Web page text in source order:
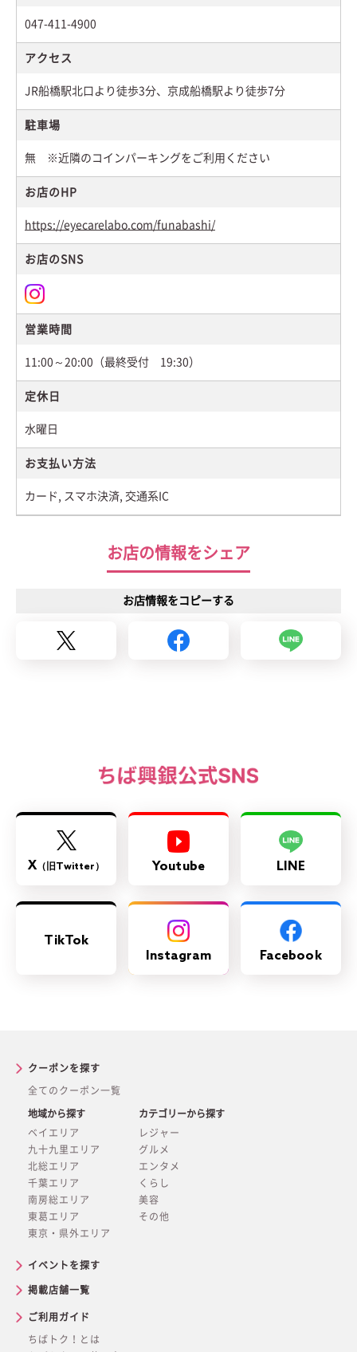
047-411-4900
アクセス
JR船橋駅北口より徒歩3分、京成船橋駅より徒歩7分
駐車場
無 ※近隣のコインパーキングをご利用ください
お店のHP
https://eyecarelabo.com/funabashi/
お店のSNS
営業時間
11:00～20:00（最終受付 19:30）
定休日
水曜日
お支払い方法
カード, スマホ決済, 交通系IC
お店の情報をシェア
お店情報をコピーする
X（旧Twitter） Youtube LINE
TikTok
Instagram
Facebook
クーポンを探す
全てのクーポン一覧
地域から探す
ベイエリア
九十九里エリア
北総エリア
千葉エリア
南房総エリア
東葛エリア
東京・県外エリア
カテゴリーから探す
レジャー
グルメ
エンタメ
くらし
美容
その他
イベントを探す
掲載店舗一覧
ご利用ガイド
ちばトク！とは